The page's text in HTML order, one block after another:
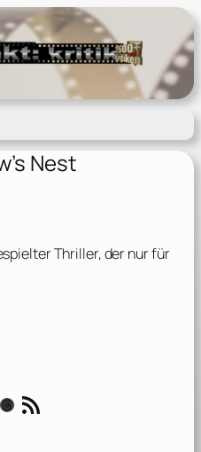
Nest
Thriller, der nur für
Threads RSS-Feed